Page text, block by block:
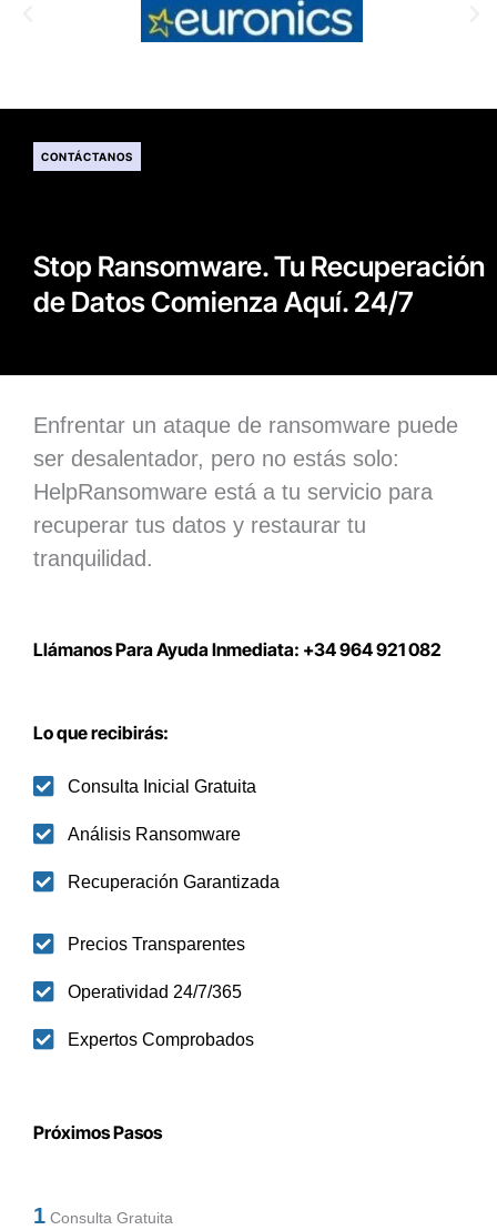
CONTÁCTANOS
Stop Ransomware. Tu Recuperación
de Datos Comienza Aquí. 24/7
Enfrentar un ataque de ransomware puede
ser desalentador, pero no estás solo:
HelpRansomware está a tu servicio para
recuperar tus datos y restaurar tu
tranquilidad.
Llámanos Para Ayuda Inmediata: +34 964 921 082
Lo que recibirás:
Consulta Inicial Gratuita
Análisis Ransomware
Recuperación Garantizada
Precios Transparentes
Operatividad 24/7/365
Expertos Comprobados
Próximos Pasos
1 Consulta Gratuita